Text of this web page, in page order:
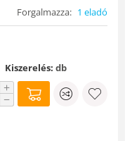
Forgalmazza: 1 eladó
Kiszerelés: db
+
−